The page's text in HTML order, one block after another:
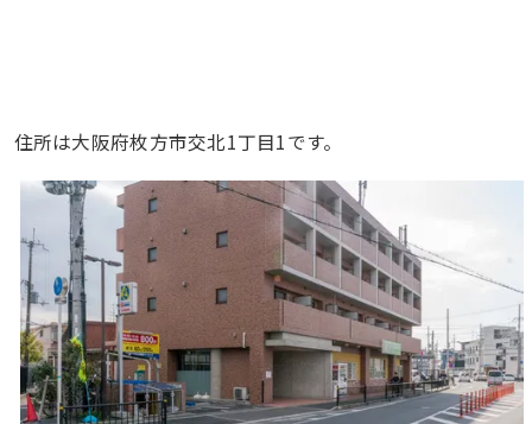
住所は大阪府枚方市交北1丁目1です。